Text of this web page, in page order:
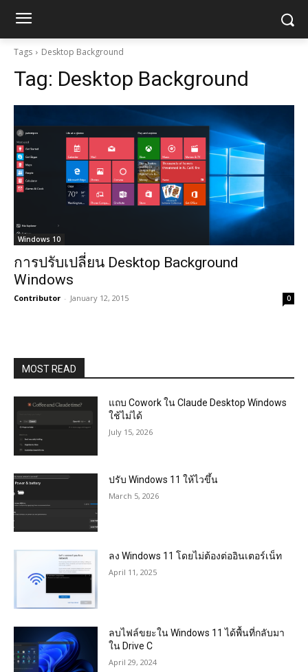
Tags Desktop Background
Tag: Desktop Background
Windows 10
การปรับเปลี่ยน Desktop Background
Windows
Contributor - January 12, 2015 0
MOST READ
แถบ Cowork ใน Claude Desktop Windows
ใช้ไม่ได้
July 15, 2026
ปรับ Windows 11 ให้ไวขึ้น
March 5, 2026
ลง Windows 11 โดยไม่ต้องต่ออินเตอร์เน็ท
April 11, 2025
ลบไฟล์ขยะใน Windows 11 ได้พื้นที่กลับมา
ใน Drive C
April 29, 2024